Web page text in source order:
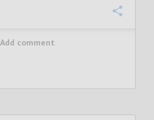
Add comment